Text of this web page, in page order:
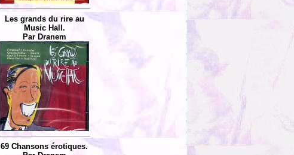
Les grands du rire au
Music Hall.
Par Dranem
69 Chansons érotiques.